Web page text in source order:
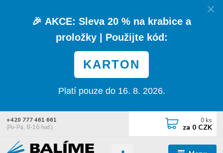
🎉 AKCE: Sleva 20 % na krabice a
proložky| Použijte kód:
KARTON
Platí pouze do 16. 8. 2026.
+420 777 461 661
(Po-Pá, 8-16 hod.)
0 ks
za 0 CZK